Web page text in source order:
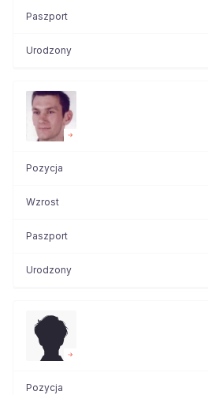
Paszport
Urodzony
Pozycja
Wzrost
Paszport
Urodzony
Pozycja